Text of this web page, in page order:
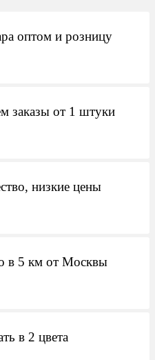
оптом и розницу
заказы от 1 штуки
низкие цены
в 5 км от Москвы
в 2 цвета